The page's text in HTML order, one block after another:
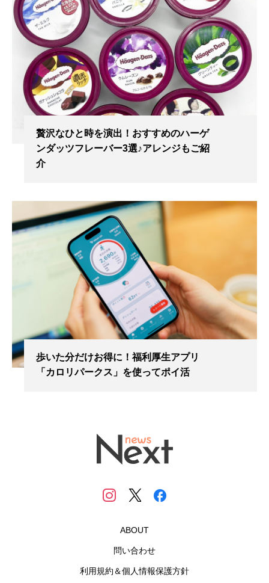
贅沢なひと時を演出！おすすめのハーゲ
ンダッツフレーバー3選♪アレンジもご紹
介
歩いた分だけお得に！福利厚生アプリ
「カロリパークス」を使ってポイ活
ABOUT
問い合わせ
利用規約＆個人情報保護方針